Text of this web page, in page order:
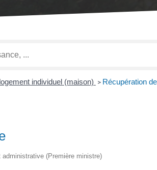
individuel (maison) > Récupération
(Première ministre)